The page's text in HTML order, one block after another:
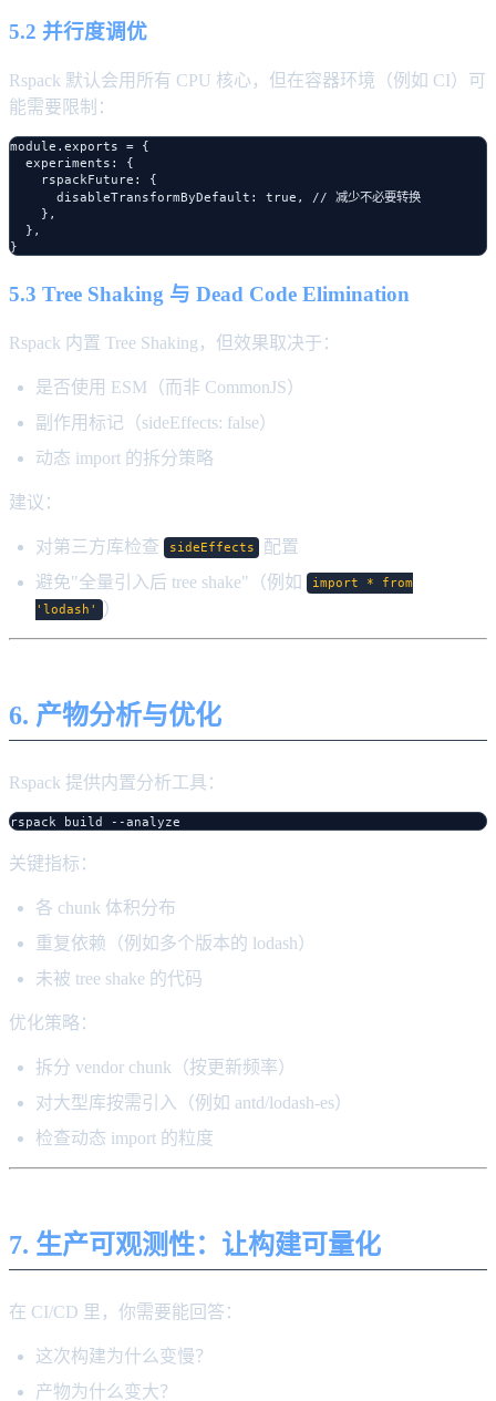
5.2 并行度调优
Rspack 默认会用所有 CPU 核心，但在容器环境（例如 CI）可
能需要限制：
module.exports = {
  experiments: {
    rspackFuture: {
      disableTransformByDefault: true, // 减少不必要转换
    },
  },
5.3 Tree Shaking 与 Dead Code Elimination
Rspack 内置 Tree Shaking，但效果取决于：
是否使用 ESM（而非 CommonJS）
副作用标记（sideEffects: false）
动态 import 的拆分策略
建议：
对第三方库检查 sideEffects
配置
避免"全量引入后 tree shake"（例如
import * from
'lodash' ）
6. 产物分析与优化
Rspack 提供内置分析工具：
关键指标：
各 chunk 体积分布
重复依赖（例如多个版本的 lodash）
未被 tree shake 的代码
优化策略：
拆分 vendor chunk（按更新频率）
对大型库按需引入（例如 antd/lodash-es）
检查动态 import 的粒度
7. 生产可观测性：让构建可量化
在 CI/CD 里，你需要能回答：
这次构建为什么变慢？
产物为什么变大？